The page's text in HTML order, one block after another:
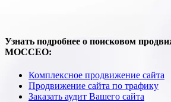
Узнать подробнее о поисковом
МОССЕО:
Комплексное продвижение сайта
Продвижение сайта по трафику
Заказать аудит Вашего сайта